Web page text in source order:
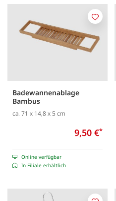
Badewannenablage
Bambus
ca. 71 x 14,8 x 5 cm
9,50 €*
Online verfügbar
In Filiale erhältlich
Merken